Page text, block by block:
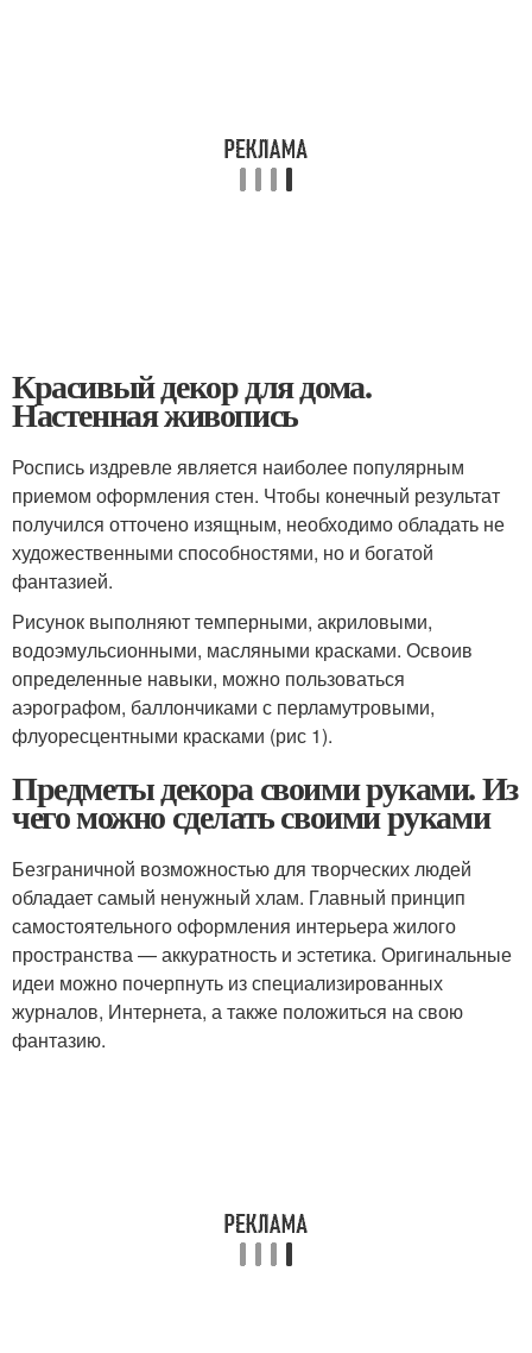
Красивый декор для дома.
Настенная живопись
Роспись издревле является наиболее популярным
приемом оформления стен. Чтобы конечный результат
получился отточено изящным, необходимо обладать не
художественными способностями, но и богатой
фантазией.
Рисунок выполняют темперными, акриловыми,
водоэмульсионными, масляными красками. Освоив
определенные навыки, можно пользоваться
аэрографом, баллончиками с перламутровыми,
флуоресцентными красками (рис 1).
Предметы декора своими руками. Из
чего можно сделать своими руками
Безграничной возможностью для творческих людей
обладает самый ненужный хлам. Главный принцип
самостоятельного оформления интерьера жилого
пространства — аккуратность и эстетика. Оригинальные
идеи можно почерпнуть из специализированных
журналов, Интернета, а также положиться на свою
фантазию.